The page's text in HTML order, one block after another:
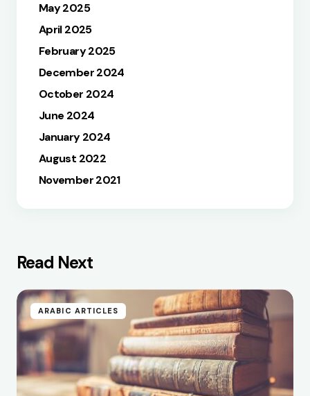
May 2025
April 2025
February 2025
December 2024
October 2024
June 2024
January 2024
August 2022
November 2021
Read Next
ARABIC ARTICLES